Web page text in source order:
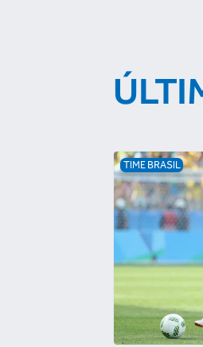
TIME BRASIL